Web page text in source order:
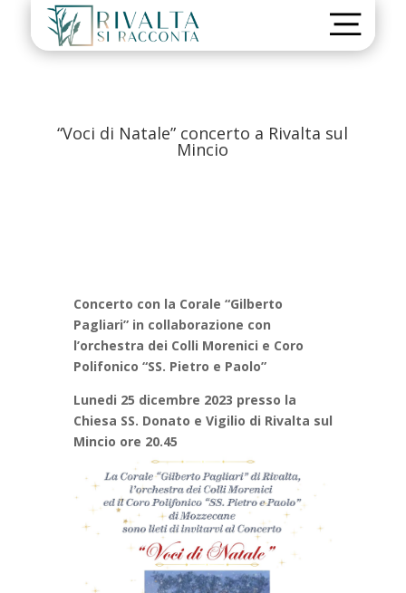
“Voci di Natale” concerto a Rivalta sul
Mincio
Concerto con la Corale “Gilberto
Pagliari” in collaborazione con
l’orchestra dei Colli Morenici e Coro
Polifonico “SS. Pietro e Paolo”
Lunedi 25 dicembre 2023 presso la
Chiesa SS. Donato e Vigilio di Rivalta sul
Mincio ore 20.45